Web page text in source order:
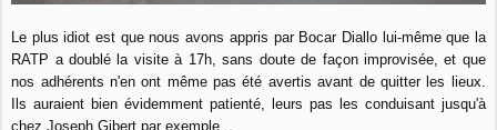
Le plus idiot est que nous avons appris par Bocar Diallo lui-même que la
RATP a doublé la visite à 17h, sans doute de façon improvisée, et que
nos adhérents n'en ont même pas été avertis avant de quitter les lieux.
Ils auraient bien évidemment patienté, leurs pas les conduisant jusqu'à
chez Joseph Gibert par exemple...